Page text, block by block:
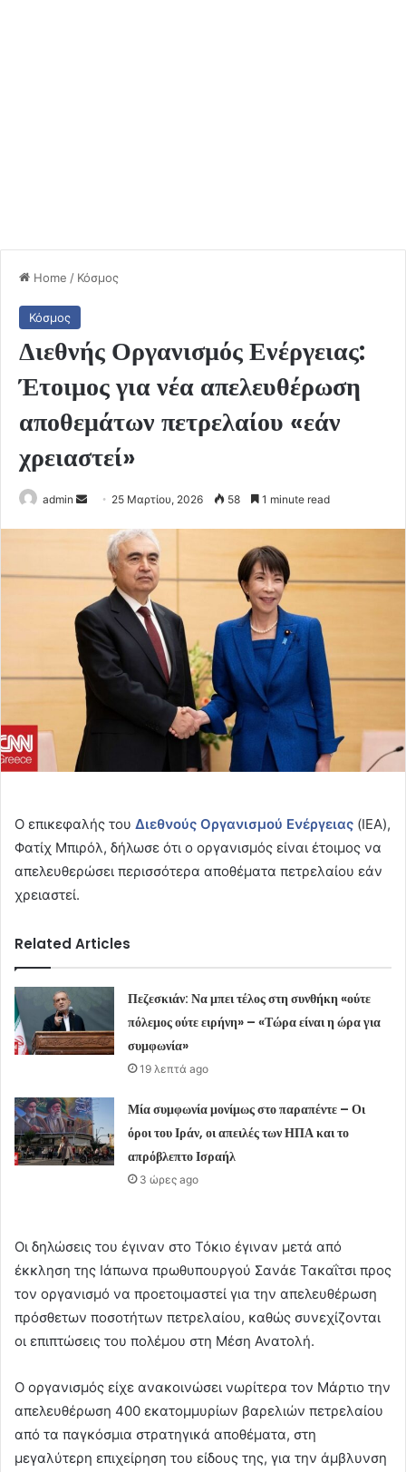
Home / Κόσμος
Κόσμος
Διεθνής Οργανισμός Ενέργειας:
Έτοιμος για νέα απελευθέρωση
αποθεμάτων πετρελαίου «εάν
χρειαστεί»
admin
Send
email
25 Μαρτίου, 2026 58 1 minute read
Ο επικεφαλής του Διεθνούς Οργανισμού Ενέργειας (IEA),
Φατίχ Μπιρόλ, δήλωσε ότι ο οργανισμός είναι έτοιμος να
απελευθερώσει περισσότερα αποθέματα πετρελαίου εάν
χρειαστεί.
Related Articles
Πεζεσκιάν: Να μπει τέλος στη συνθήκη «ούτε
πόλεμος ούτε ειρήνη» – «Τώρα είναι η ώρα για
συμφωνία»
19 λεπτά ago
Μία συμφωνία μονίμως στο παραπέντε – Οι
όροι του Ιράν, οι απειλές των ΗΠΑ και το
απρόβλεπτο Ισραήλ
3 ώρες ago
Οι δηλώσεις του έγιναν στο Τόκιο έγιναν μετά από
έκκληση της Ιάπωνα πρωθυπουργού Σανάε Τακαΐτσι προς
τον οργανισμό να προετοιμαστεί για την απελευθέρωση
πρόσθετων ποσοτήτων πετρελαίου, καθώς συνεχίζονται
οι επιπτώσεις του πολέμου στη Μέση Ανατολή.
O οργανισμός είχε ανακοινώσει νωρίτερα τον Μάρτιο την
απελευθέρωση 400 εκατομμυρίων βαρελιών πετρελαίου
από τα παγκόσμια στρατηγικά αποθέματα, στη
μεγαλύτερη επιχείρηση του είδους της, για την άμβλυνση